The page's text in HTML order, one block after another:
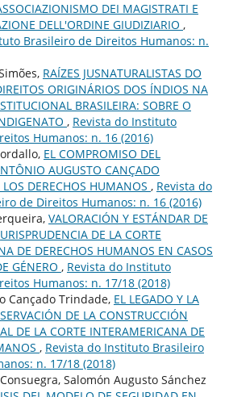
DEI MAGISTRATI E
DELL'ORDINE GIUDIZIARIO ,
Brasileiro de Direitos Humanos: n.
RAÍZES JUSNATURALISTAS DO
ORIGINÁRIOS DOS ÍNDIOS NA
BRASILEIRA: SOBRE O
, Revista do Instituto
Humanos: n. 16 (2016)
EL COMPROMISO DEL
AUGUSTO CANÇADO
DERECHOS HUMANOS , Revista do
de Direitos Humanos: n. 16 (2016)
VALORACIÓN Y ESTÁNDAR DE
DE LA CORTE
DE DERECHOS HUMANOS EN CASOS
GÉNERO , Revista do Instituto
Humanos: n. 17/18 (2018)
Cançado Trindade, EL LEGADO Y LA
DE LA CONSTRUCCIÓN
DE LA CORTE INTERAMERICANA DE
, Revista do Instituto Brasileiro
n. 17/18 (2018)
Salomón Augusto Sánchez